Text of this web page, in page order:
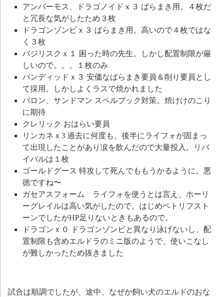
アンバーモス、ドラゴノイドｘ３ ばらまき用。４枚だ
と冗長な気がしたため３枚
ドラゴンゾンビｘ３ ばらまき用。高いので４枚ではな
く３枚
バジリスクｘ１ 困った時の先生。しかし配置制限が厳
しいので。。。１枚のみ
バンディッドｘ３ 安価なばらまき要員＆削り要員とし
て採用。しかしよくラスで焼かれました
バロン、サンドマン スペルブック対策。焼けけのこり
に期待
クレリック おはらい要員
リンカネｘ3 過去に何度も、後半にライフォが固まっ
て出現したことがあり涙を飲んだので大量投入。リバ
イバルは１枚
ゴールドグース 特攻して死んでももうかるように。悪
徳ですね〜
ガセアスフォーム ライフォを使うとは言え、ホーリ
ーグレイルは高い気がしたので。はじめペトリフスト
ーンでしたがHP足りないときもあるので。
ドラゴンｘ０ ドラゴンゾンビと異なり泳げないし、配
置制限も含めエルドラのミニ版のようで、使いこなし
が難しかったため抜きました
試合は順調でしたが、途中、なぜか飼い犬のエルドのおな